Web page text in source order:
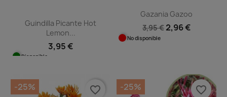
Guindilla Picante Hot
Lemon...
3,95 €
Disponible
Gazania Gazoo
3,95 € 2,96 €
No disponible
-25% favorite_border
-25%
favorite_border